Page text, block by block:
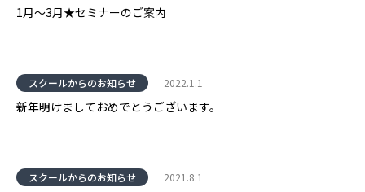
1月～3月★セミナーのご案内
スクールからのお知らせ 2022.1.1
新年明けましておめでとうございます。
スクールからのお知らせ 2021.8.1